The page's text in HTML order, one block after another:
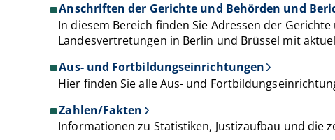
Anschriften der Gerichte und Behörden und
In diesem Bereich finden Sie Adressen der
Landesvertretungen in Berlin und Brüssel mit
Aus- und Fortbildungseinrichtungen
Hier finden Sie alle Aus- und
Zahlen/Fakten
Informationen zu Statistiken, Justizaufbau und die